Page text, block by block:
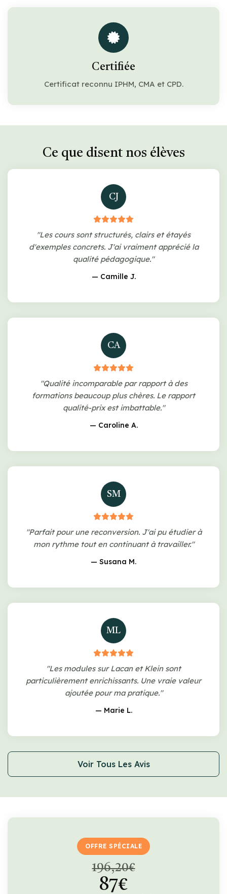
Certifiée
Certificat reconnu IPHM, CMA et CPD.
Ce que disent nos élèves
CJ
"Les cours sont structurés, clairs et étayés
d'exemples concrets. J'ai vraiment apprécié la
qualité pédagogique."
— Camille J.
CA
"Qualité incomparable par rapport à des
formations beaucoup plus chères. Le rapport
qualité-prix est imbattable."
— Caroline A.
SM
"Parfait pour une reconversion. J'ai pu étudier à
mon rythme tout en continuant à travailler."
— Susana M.
ML
"Les modules sur Lacan et Klein sont
particulièrement enrichissants. Une vraie valeur
ajoutée pour ma pratique."
— Marie L.
Voir Tous Les Avis
OFFRE SPÉCIALE
196,20€
87€